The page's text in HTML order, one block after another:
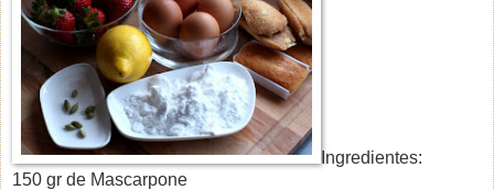
Ingredientes:
150 gr de Mascarpone